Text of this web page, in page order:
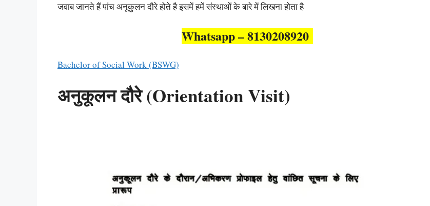
जवाब जानते हैं पांच अनूकुलन दौरे होते है इसमें हमें संस्थाओं के बारे में लिखना होता है
Whatsapp – 8130208920
Bachelor of Social Work (BSWG)
अनुकूलन दौरे (Orientation Visit)